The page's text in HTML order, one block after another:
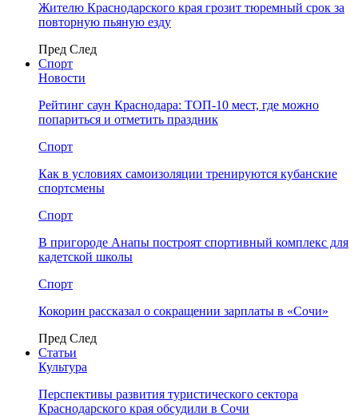
Жителю Краснодарского края грозит тюремный срок за
повторную пьяную езду
Пред След
Спорт
Новости
Рейтинг саун Краснодара: ТОП-10 мест, где можно
попариться и отметить праздник
Спорт
Как в условиях самоизоляции тренируются кубанские
спортсмены
Спорт
В пригороде Анапы построят спортивный комплекс для
кадетской школы
Спорт
Кокорин рассказал о сокращении зарплаты в «Сочи»
Пред След
Статьи
Культура
Перспективы развития туристического сектора
Краснодарского края обсудили в Сочи